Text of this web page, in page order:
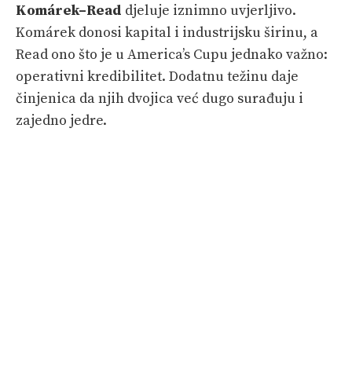
Komárek–Read djeluje iznimno uvjerljivo.
Komárek donosi kapital i industrijsku širinu, a
Read ono što je u America’s Cupu jednako važno:
operativni kredibilitet. Dodatnu težinu daje
činjenica da njih dvojica već dugo surađuju i
zajedno jedre.